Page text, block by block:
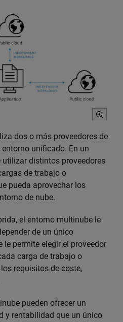
dos o más proveedores de
unificado. En un
distintos proveedores
de trabajo o
pueda aprovechar los
de nube.
el entorno multinube le
de un único
le permite elegir el proveedor
carga de trabajo o
requisitos de coste,
pueden ofrecer un
y rentabilidad que un único